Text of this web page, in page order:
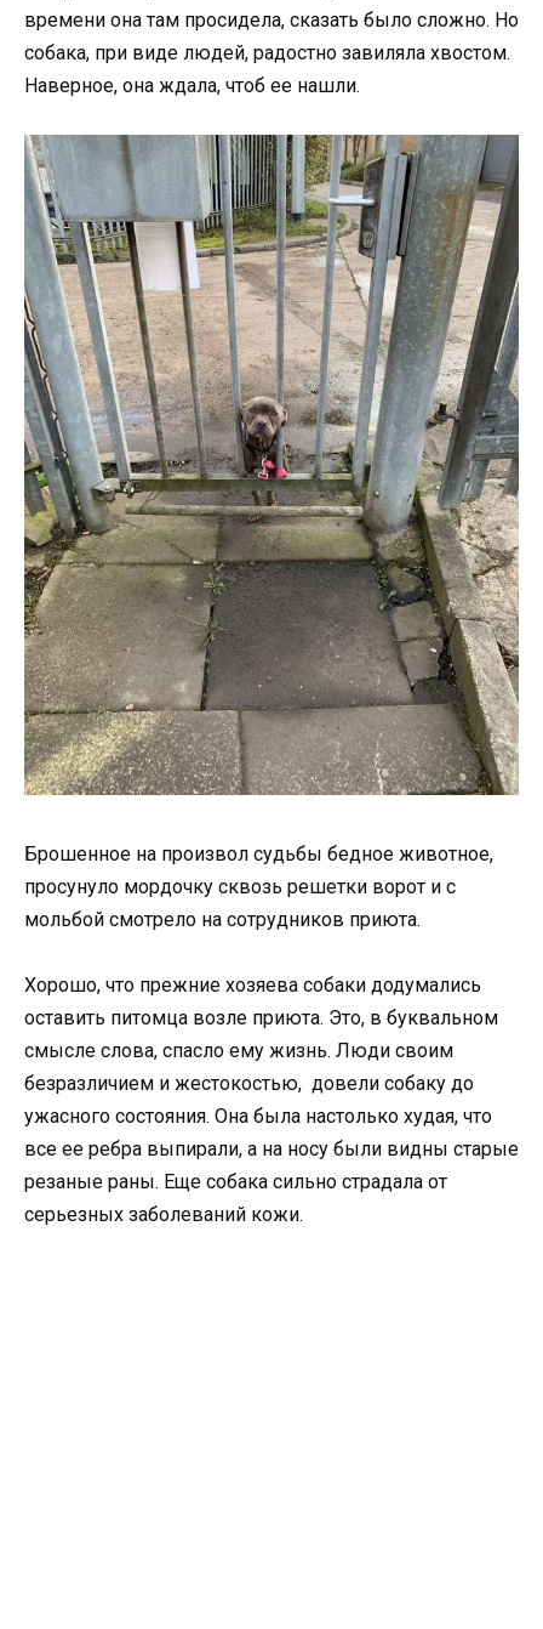
времени она там просидела, сказать было сложно. Но
собака, при виде людей, радостно завиляла хвостом.
Наверное, она ждала, чтоб ее нашли.
Брошенное на произвол судьбы бедное животное,
просунуло мордочку сквозь решетки ворот и с
мольбой смотрело на сотрудников приюта.
Хорошо, что прежние хозяева собаки додумались
оставить питомца возле приюта. Это, в буквальном
смысле слова, спасло ему жизнь. Люди своим
безразличием и жестокостью, довели собаку до
ужасного состояния. Она была настолько худая, что
все ее ребра выпирали, а на носу были видны старые
резаные раны. Еще собака сильно страдала от
серьезных заболеваний кожи.